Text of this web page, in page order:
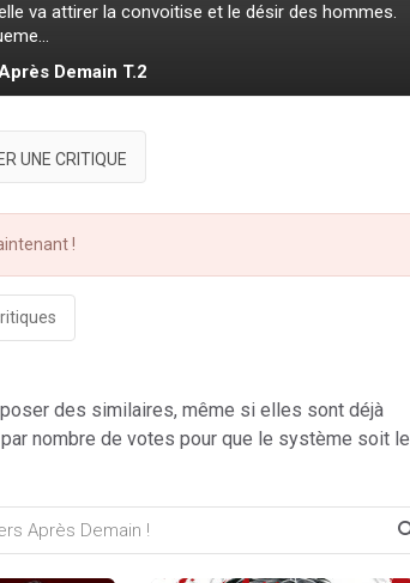
va attirer la convoitise et le désir des hommes.
Demain T.2
UNE CRITIQUE
!
des similaires, même si elles sont déjà
nombre de votes pour que le système soit le